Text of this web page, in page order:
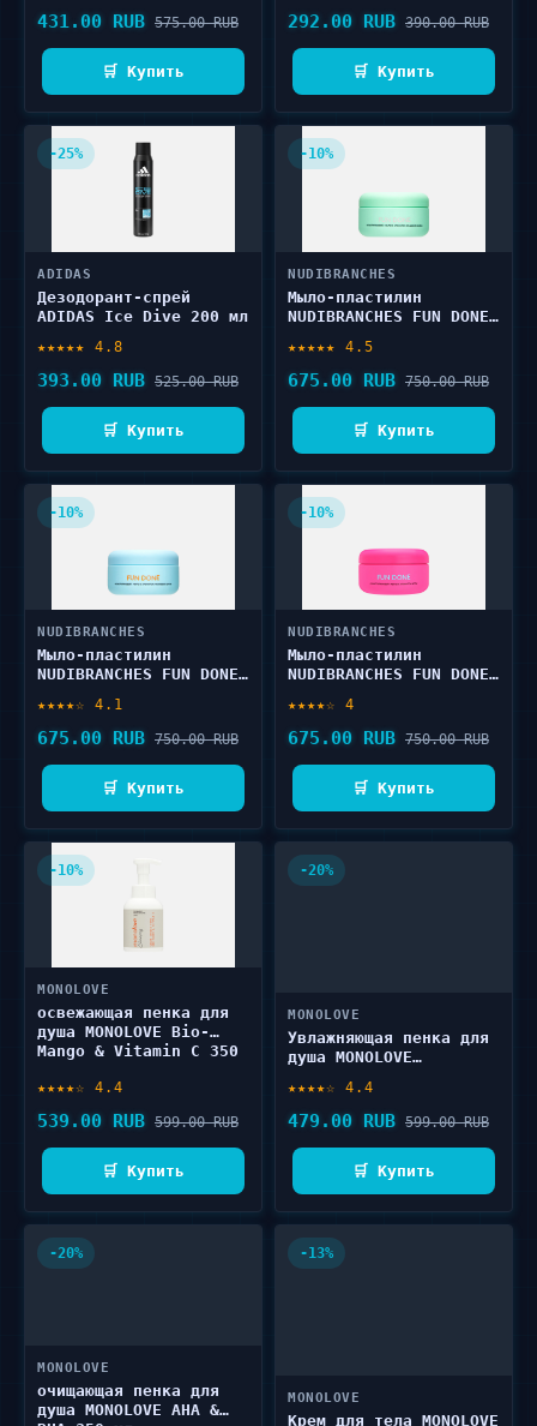
431.00 RUB 575.00 RUB
🛒 Купить
292.00 RUB 390.00 RUB
🛒 Купить
-25%
ADIDAS
Дезодорант-спрей
ADIDAS Ice Dive 200 мл
★★★★★ 4.8
393.00 RUB 525.00 RUB
🛒 Купить
-10%
NUDIBRANCHES
Мыло-пластилин
NUDIBRANCHES FUN DONE!
modelling soap 150 г
★★★★★ 4.5
675.00 RUB 750.00 RUB
🛒 Купить
-10%
NUDIBRANCHES
Мыло-пластилин
NUDIBRANCHES FUN DONE!
modelling soap 150 г
★★★★☆ 4.1
675.00 RUB 750.00 RUB
🛒 Купить
-10%
NUDIBRANCHES
Мыло-пластилин
NUDIBRANCHES FUN DONE!
clay soap 150 г
★★★★☆ 4
675.00 RUB 750.00 RUB
🛒 Купить
-10%
MONOLOVE
освежающая пенка для
душа MONOLOVE Bio-
Mango & Vitamin C 350
★★★★☆ 4.4
539.00 RUB 599.00 RUB
🛒 Купить
-20%
MONOLOVE
Увлажняющая пенка для
душа MONOLOVE
★★★★☆ 4.4
479.00 RUB 599.00 RUB
🛒 Купить
-20%
MONOLOVE
очищающая пенка для
душа MONOLOVE AHA &
-13%
MONOLOVE
Крем для тела MONOLOVE